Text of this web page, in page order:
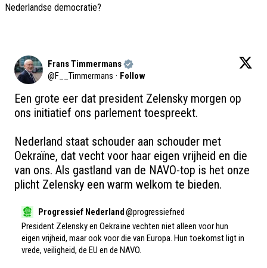
Nederlandse democratie?
Frans Timmermans
@F__Timmermans · Follow
Een grote eer dat president Zelensky morgen op
ons initiatief ons parlement toespreekt.
Nederland staat schouder aan schouder met
Oekraïne, dat vecht voor haar eigen vrijheid en die
van ons. Als gastland van de NAVO-top is het onze
plicht Zelensky een warm welkom te bieden.
Progressief Nederland@progressiefned
President Zelensky en Oekraïne vechten niet alleen voor hun
eigen vrijheid, maar ook voor die van Europa. Hun toekomst ligt in
vrede, veiligheid, de EU en de NAVO.